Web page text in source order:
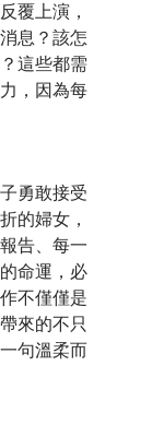
覆上演，
息？該怎
這些都需
，因為每
勇敢接受
的婦女，
告、每一
命運，必
不僅僅是
來的不只
句溫柔而